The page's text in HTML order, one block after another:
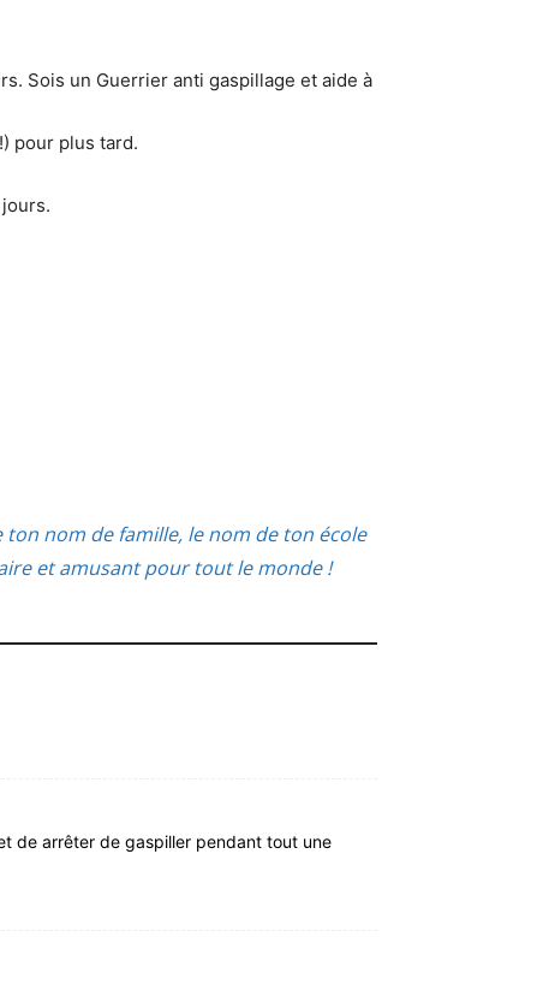
Sois un Guerrier anti gaspillage et aide à
pour plus tard.
nom de famille, le nom de ton école
et amusant pour tout le monde !
de arrêter de gaspiller pendant tout une